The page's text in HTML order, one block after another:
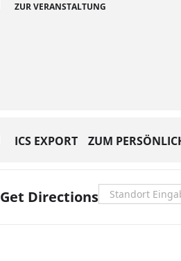
ZUR VERANSTALTUNG
ICS EXPORT ZUM
Get Directions Address -